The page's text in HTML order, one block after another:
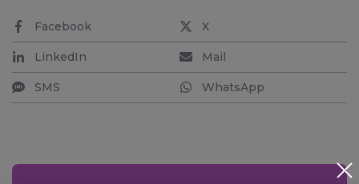
Facebook X
LinkedIn Mail
SMS WhatsApp